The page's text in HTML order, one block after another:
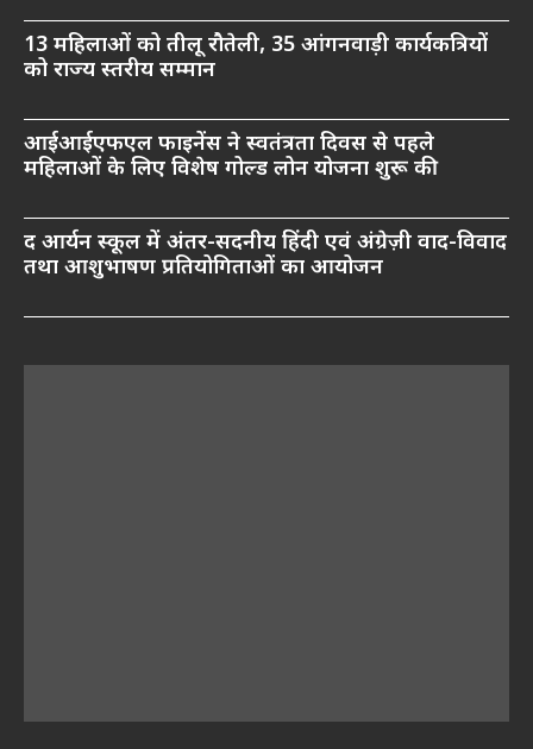
13 महिलाओं को तीलू रौतेली, 35 आंगनवाड़ी कार्यकत्रियों
को राज्य स्तरीय सम्मान
आईआईएफएल फाइनेंस ने स्वतंत्रता दिवस से पहले
महिलाओं के लिए विशेष गोल्ड लोन योजना शुरू की
द आर्यन स्कूल में अंतर-सदनीय हिंदी एवं अंग्रेज़ी वाद-विवाद
तथा आशुभाषण प्रतियोगिताओं का आयोजन